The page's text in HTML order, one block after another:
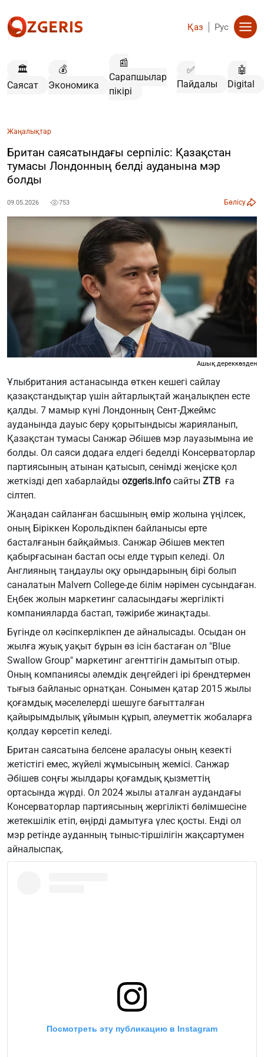
Қаз Рус
🏛️
Саясат
💰
Экономика
📰
Сарапшылар
пікірі
✅
Пайдалы
🤖
Digital
Жаңалықтар
Британ саясатындағы серпіліс: Қазақстан
тумасы Лондонның белді ауданына мэр
болды
Ашық дереккөзден
09.05.2026 753 Бөлісу
Ұлыбритания астанасында өткен кешегі сайлау
қазақстандықтар үшін айтарлықтай жаңалықпен есте
қалды. 7 мамыр күні Лондонның Сент-Джеймс
ауданында дауыс беру қорытындысы жарияланып,
Қазақстан тумасы Санжар Әбішев мэр лауазымына ие
болды. Ол саяси додаға елдегі беделді Консерваторлар
партиясының атынан қатысып, сенімді жеңіске қол
жеткізді деп хабарлайды ozgeris.info сайты ZTB ға
сілтеп.
Жаңадан сайланған басшының өмір жолына үңілсек,
оның Біріккен Корольдікпен байланысы ерте
басталғанын байқаймыз. Санжар Әбішев мектеп
қабырғасынан бастап осы елде тұрып келеді. Ол
Англияның таңдаулы оқу орындарының бірі болып
саналатын Malvern College-де білім нәрімен сусындаған.
Еңбек жолын маркетинг саласындағы жергілікті
компанияларда бастап, тәжірибе жинақтады.
Бүгінде ол кәсіпкерлікпен де айналысады. Осыдан он
жылға жуық уақыт бұрын өз ісін бастаған ол "Blue
Swallow Group" маркетинг агенттігін дамытып отыр.
Оның компаниясы әлемдік деңгейдегі ірі брендтермен
тығыз байланыс орнатқан. Сонымен қатар 2015 жылы
қоғамдық мәселелерді шешуге бағытталған
қайырымдылық ұйымын құрып, әлеуметтік жобаларға
қолдау көрсетіп келеді.
Британ саясатына белсене араласуы оның кезекті
жетістігі емес, жүйелі жұмысының жемісі. Санжар
Әбішев соңғы жылдары қоғамдық қызметтің
ортасында жүрді. Ол 2024 жылы аталған аудандағы
Консерваторлар партиясының жергілікті бөлімшесіне
жетекшілік етіп, өңірді дамытуға үлес қосты. Енді ол
мэр ретінде ауданның тыныс-тіршілігін жақсартумен
айналыспақ.